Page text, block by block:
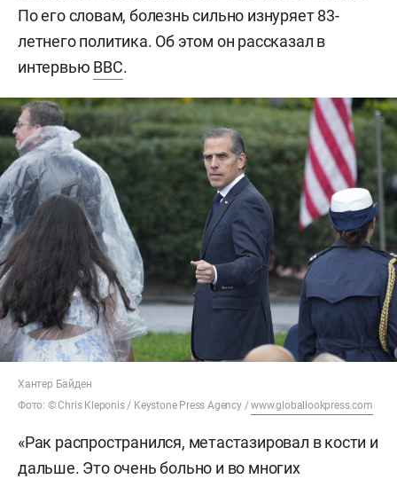
По его словам, болезнь сильно изнуряет 83-
летнего политика. Об этом он рассказал в
интервью BBC.
Хантер Байден
Фото: © Chris Kleponis / Keystone Press Agency /www.globallookpress.com
«Рак распространился, метастазировал в кости и
дальше. Это очень больно и во многих